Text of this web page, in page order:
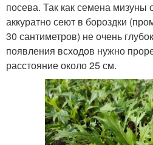
посева. Так как семена мизуны
аккуратно сеют в бороздки
30 сантиметров) не очень
появления всходов нужно
расстояние около 25 см.